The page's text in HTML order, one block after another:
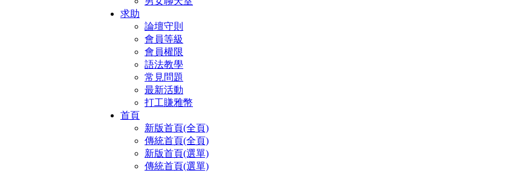
求助
論壇守則
會員等級
會員權限
語法教學
常見問題
最新活動
打工賺雅幣
首頁
新版首頁(全頁)
傳統首頁(全頁)
新版首頁(選單)
傳統首頁(選單)